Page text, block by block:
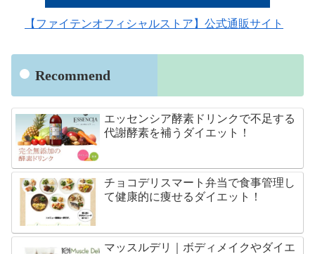
【ファイテンオフィシャルストア】公式通販サイト
Recommend
エッセンシア酵素ドリンクで不足する
代謝酵素を補うダイエット！
チョコデリスマート弁当で食事管理し
て健康的に痩せるダイエット！
マッスルデリ｜ボディメイクやダイエ